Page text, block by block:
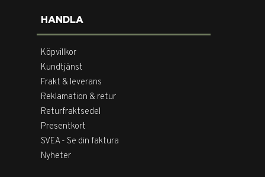
HANDLA
Köpvillkor
Kundtjänst
Frakt & leverans
Reklamation & retur
Returfraktsedel
Presentkort
SVEA - Se din faktura
Nyheter